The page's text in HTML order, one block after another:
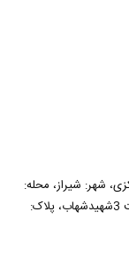
شهر: شیراز، محله:
مشیر فاطمی، خیابان سیدجمال الدین اسدآبادی، بن بست 3شهیدشهاب، پلاک: